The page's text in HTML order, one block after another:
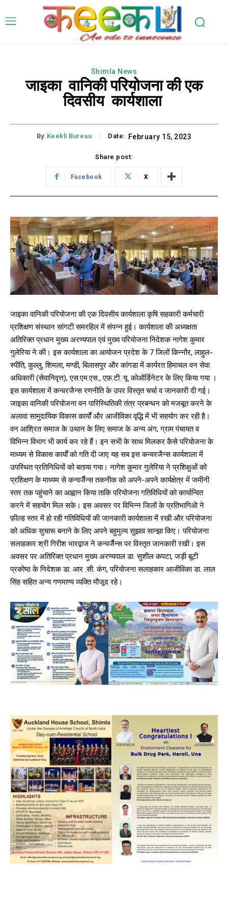
Shimla News
जाइका वानिकी परियोजना की एक
दिवसीय कार्यशाला
By: Keekli Bureau Date: February 15, 2023
Share post:
Facebook X
जाइका वानिकी परियोजना की एक दिवसीय कार्यशाला कृषि सहकारी कर्मचारी
प्रशिक्षण संस्थान सांगटी समरहिल में संपन्न हुई। कार्यशाला की अध्यक्षता
अतिरिक्त प्रधान मुख्य अरण्यपाल एवं मुख्य परियोजना निदेशक नागेश कुमार
गुलेरिया ने की। इस कार्यशाला का आयोजन प्रदेश के 7 जिलों किन्नौर, लाहुल-
स्पीति, कुल्लु, शिमला, मण्डी, बिलासपुर और कांगडा में कार्यरत हिमाचल वन सेवा
अधिकारी (सेवानिवृत्त), एस.एम.एस., एफ़.टी. यू. कोऑर्डिनेटर के लिए किया गया ।
इस कार्यशाला में कन्वरजैन्स रणनीति के उपर विस्तृत चर्चा व जानकारी दी गई।
जाइका वानिकी परियोजना वन पारिस्थितिकी तंत्र प्रबन्धन को मजबूत करने के
अलावा सामुदायिक विकास कार्यों और आजीविका वृद्धि में भी सहयोग कर रही है।
वन आश्रित समाज के उथान के लिए समाज के अन्य अंग, ग्राम पंचायत व
विभिन्न विभाग भी कार्य कर रहे हैं। इन सभी के साथ मिलकर कैसे परियोजना के
माध्यम से विकास कार्यों को गति दी जाए यह सब इस कन्वरजैन्स कार्यशाला में
उपस्थित प्रतिनिधियों को बताया गया। नागेश कुमार गुलेरिया ने प्रशिक्षुओं को
प्रशिक्षण के माध्यम से कन्वर्जैन्स तकनीक को अपने-अपने कार्यक्षेत्र में जमीनी
स्तर तक पहुंचाने का आह्वान किया ताकि परियोजना गतिविधियों को कार्यान्वित
करने में सहयोग मिल सके। इस अवसर पर विभिन्न जिलों के प्रतिभागिऒ ने
फ़ील्ड स्तर में हो रही गतिविधियों की जानकारी कार्यशाला में रखी और परियोजना
को अधिक सुचारू बनाने के लिए अपने बहुमुल्य सुझाव सान्झा किए। परियोजना
सलाहकार श्री गिरीश भारद्वाज ने कन्वर्जैन्स पर विस्तृत जानकारी रखी। इस
अवसर पर अतिरिक्त प्रधान मुख्य अरण्यपाल डा. सुशील कपटा, जड़ी बूटी
प्रकोष्ठ के निदेशक डा. आर .सी. कंग, परियोजना सलाहकार आजीविका डा. लाल
सिंह सहित अन्य गणमाण्य व्यक्ति मौजूद रहे।